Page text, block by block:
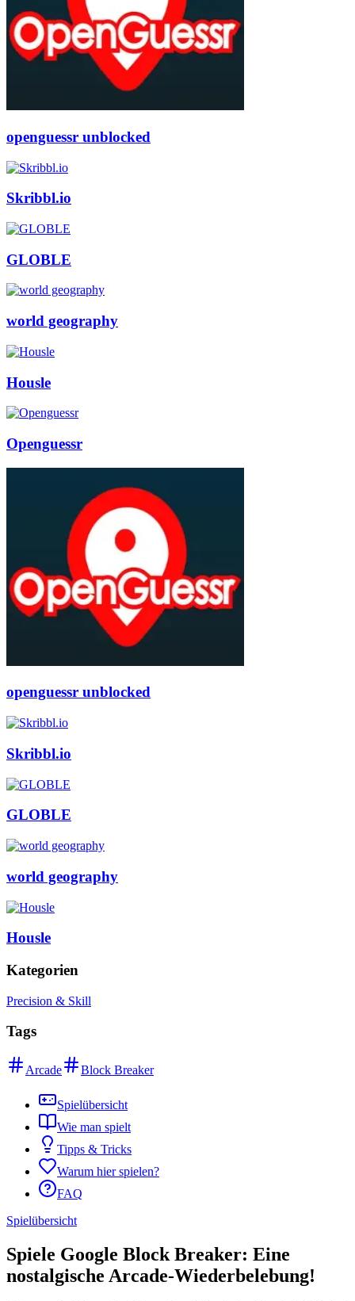
openguessr unblocked
Skribbl.io
GLOBLE
world geography
Housle
Openguessr
openguessr unblocked
Skribbl.io
GLOBLE
world geography
Housle
Kategorien
Precision & Skill
Tags
Arcade Block Breaker
Spielübersicht
Wie man spielt
Tipps & Tricks
Warum hier spielen?
FAQ
Spielübersicht
Spiele Google Block Breaker: Eine
nostalgische Arcade-Wiederbelebung!